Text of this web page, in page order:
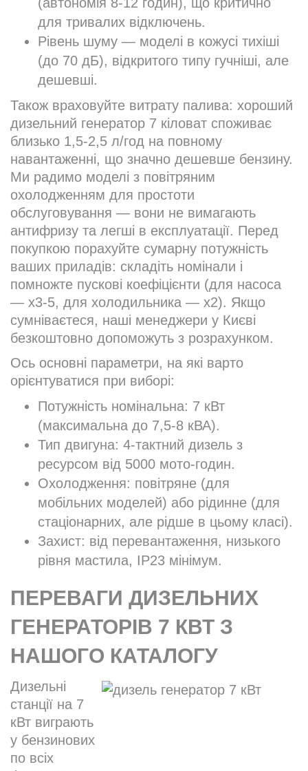
для тривалих відключень.
Рівень шуму — моделі в кожусі тихіші
(до 70 дБ), відкритого типу гучніші, але
дешевші.
Також враховуйте витрату палива: хороший
дизельний генератор 7 кіловат споживає
близько 1,5-2,5 л/год на повному
навантаженні, що значно дешевше бензину.
Ми радимо моделі з повітряним
охолодженням для простоти
обслуговування — вони не вимагають
антифризу та легші в експлуатації. Перед
покупкою порахуйте сумарну потужність
ваших приладів: складіть номінали і
помножте пускові коефіцієнти (для насоса
— х3-5, для холодильника — х2). Якщо
сумніваєтеся, наші менеджери у Києві
безкоштовно допоможуть з розрахунком.
Ось основні параметри, на які варто
орієнтуватися при виборі:
Потужність номінальна: 7 кВт
(максимальна до 7,5-8 кВА).
Тип двигуна: 4-тактний дизель з
ресурсом від 5000 мото-годин.
Охолодження: повітряне (для
мобільних моделей) або рідинне (для
стаціонарних, але рідше в цьому класі).
Захист: від перевантаження, низького
рівня мастила, IP23 мінімум.
ПЕРЕВАГИ ДИЗЕЛЬНИХ
ГЕНЕРАТОРІВ 7 КВТ З
НАШОГО КАТАЛОГУ
​Дизельні
станції на 7
кВт виграють
у бензинових
по всіх